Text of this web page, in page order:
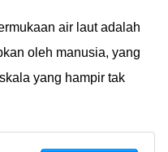
air laut adalah
oleh manusia, yang
yang hampir tak